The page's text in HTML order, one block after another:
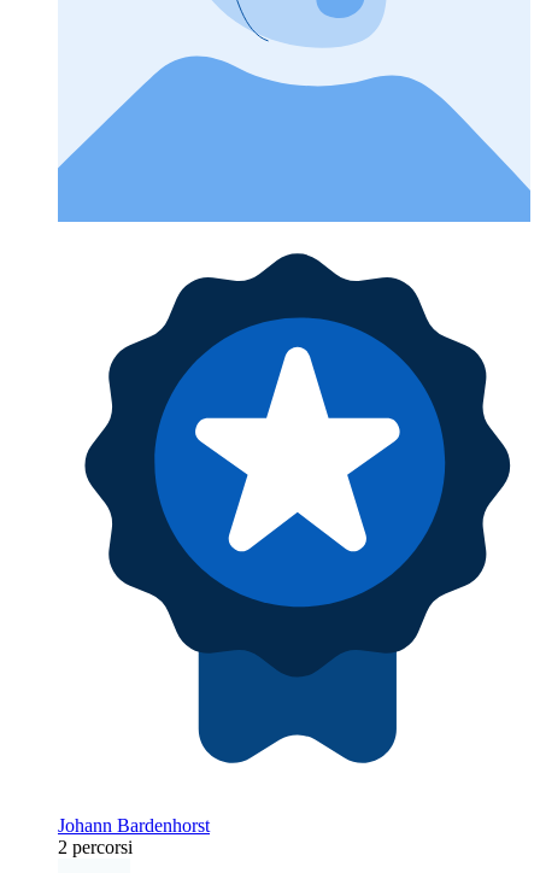
Johann Bardenhorst
2 percorsi